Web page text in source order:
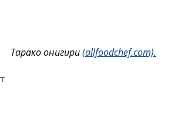
Тарако онигири (allfoodchef.com).
Т